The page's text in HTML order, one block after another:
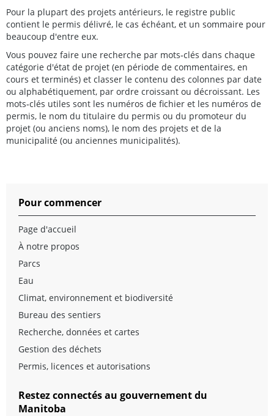
Pour la plupart des projets antérieurs, le registre public
contient le permis délivré, le cas échéant, et un sommaire pour
beaucoup d'entre eux.
Vous pouvez faire une recherche par mots‑clés dans chaque
catégorie d'état de projet (en période de commentaires, en
cours et terminés) et classer le contenu des colonnes par date
ou alphabétiquement, par ordre croissant ou décroissant. Les
mots‑clés utiles sont les numéros de fichier et les numéros de
permis, le nom du titulaire du permis ou du promoteur du
projet (ou anciens noms), le nom des projets et de la
municipalité (ou anciennes municipalités).
Pour commencer
Page d'accueil
À notre propos
Parcs
Eau
Climat, environnement et biodiversité
Bureau des sentiers
Recherche, données et cartes
Gestion des déchets
Permis, licences et autorisations
Restez connectés au gouvernement du
Manitoba